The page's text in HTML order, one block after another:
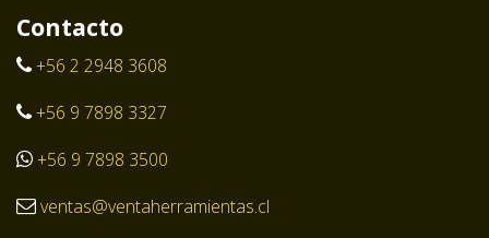
Contacto
+56 2 2948 3608
+56 9 7898 3327
+56 9 7898 3500
ventas@ventaherramientas.cl